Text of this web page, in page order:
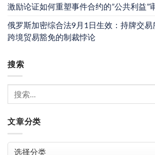
激励论证如何重塑事件合约的”公共利益”
俄罗斯加密综合法9月1日生效：持牌交
跨境贸易豁免的制裁悖论
搜索
文章分类